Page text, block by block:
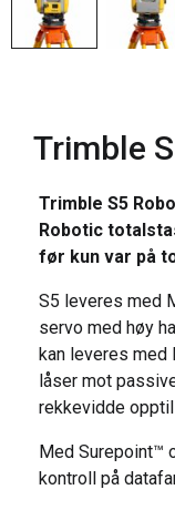
Trimble
Trimble S5
Robotic
før kun var på
S5 leveres med
servo med høy
kan leveres med
låser mot
rekkevidde
Med Surepoint™
kontroll på